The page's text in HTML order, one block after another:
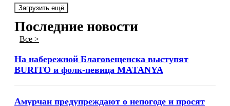
Загрузить ещё
Последние новости
Все >
На набережной Благовещенска выступят
BURITO и фолк-певица MATANYA
Амурчан предупреждают о непогоде и просят